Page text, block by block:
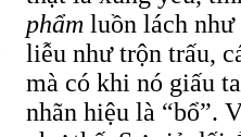
phẩm luồn lách như
liễu như trộn trấu,
mà có khi nó giấu
nhãn hiệu là “bổ”.